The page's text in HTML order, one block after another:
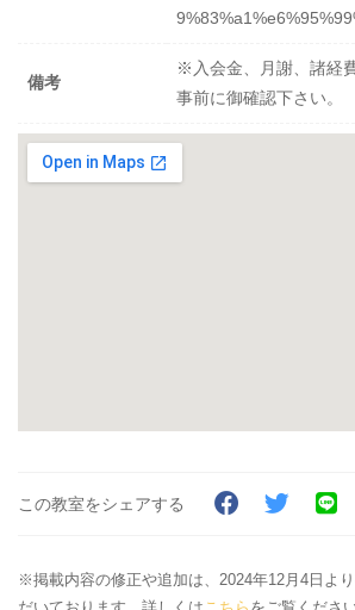
備考
※入会金、月謝、諸経
事前に御確認下さい。
この教室をシェアする
※掲載内容の修正や追加は、2024年12月4日よ